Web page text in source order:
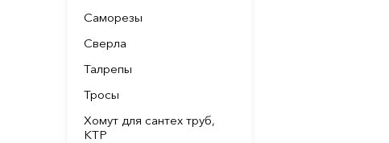
Саморезы
Сверла
Талрепы
Тросы
Хомут для сантех труб,
КТР